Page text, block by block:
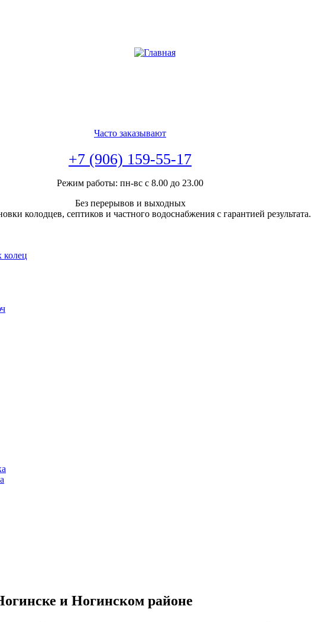
Часто заказывают
+7 (906) 159-55-17
Режим работы: пн-вс с 8.00 до 23.00
Без перерывов и выходных
колодцев, септиков и частного водоснабжения с гарантией результата.
колец
и Ногинском районе